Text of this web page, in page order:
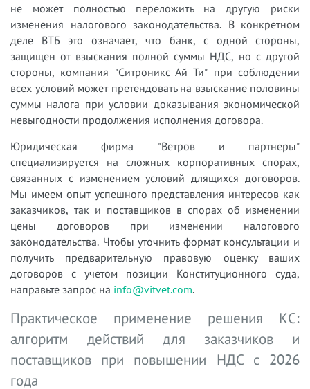
не может полностью переложить на другую риски
изменения налогового законодательства. В конкретном
деле ВТБ это означает, что банк, с одной стороны,
защищен от взыскания полной суммы НДС, но с другой
стороны, компания "Ситроникс Ай Ти" при соблюдении
всех условий может претендовать на взыскание половины
суммы налога при условии доказывания экономической
невыгодности продолжения исполнения договора.
Юридическая фирма "Ветров и партнеры"
специализируется на сложных корпоративных спорах,
связанных с изменением условий длящихся договоров.
Мы имеем опыт успешного представления интересов как
заказчиков, так и поставщиков в спорах об изменении
цены договоров при изменении налогового
законодательства. Чтобы уточнить формат консультации и
получить предварительную правовую оценку ваших
договоров с учетом позиции Конституционного суда,
направьте запрос на info@vitvet.com.
Практическое применение решения КС:
алгоритм действий для заказчиков и
поставщиков при повышении НДС с 2026
года